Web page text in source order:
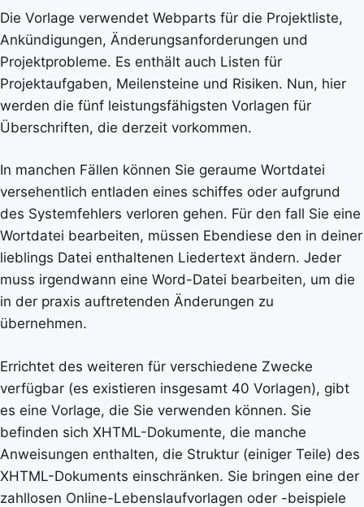
Die Vorlage verwendet Webparts für die Projektliste,
Ankündigungen, Änderungsanforderungen und
Projektprobleme. Es enthält auch Listen für
Projektaufgaben, Meilensteine und Risiken. Nun, hier
werden die fünf leistungsfähigsten Vorlagen für
Überschriften, die derzeit vorkommen.
In manchen Fällen können Sie geraume Wortdatei
versehentlich entladen eines schiffes oder aufgrund
des Systemfehlers verloren gehen. Für den fall Sie eine
Wortdatei bearbeiten, müssen Ebendiese den in deiner
lieblings Datei enthaltenen Liedertext ändern. Jeder
muss irgendwann eine Word-Datei bearbeiten, um die
in der praxis auftretenden Änderungen zu
übernehmen.
Errichtet des weiteren für verschiedene Zwecke
verfügbar (es existieren insgesamt 40 Vorlagen), gibt
es eine Vorlage, die Sie verwenden können. Sie
befinden sich XHTML-Dokumente, die manche
Anweisungen enthalten, die Struktur (einiger Teile) des
XHTML-Dokuments einschränken. Sie bringen eine der
zahllosen Online-Lebenslaufvorlagen oder -beispiele